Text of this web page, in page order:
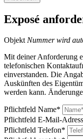
Exposé
Objekt Nummer wird
Mit deiner Anforderung
telefonischen
einverstanden. Die
Auskünften des
werden kann.
Pflichtfeld Name*
Pflichtfeld E-Mail-
Pflichtfeld Telefon*